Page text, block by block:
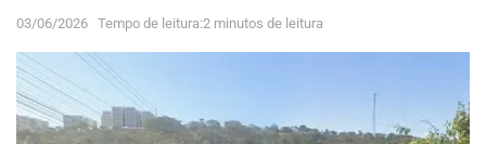
03/06/2026 Tempo de leitura:2 minutos de leitura